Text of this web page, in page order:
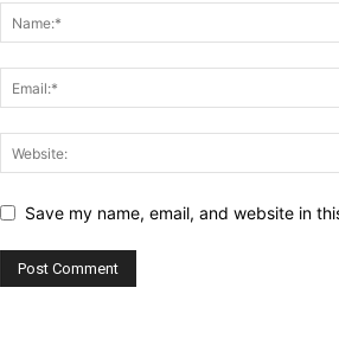
Save my name, email, and website in